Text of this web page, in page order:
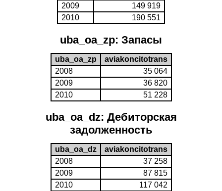
2009
149 919
2010
190 551
uba_oa_zp: Запасы
uba_oa_zp
aviakoncitotrans
2008
35 064
2009
36 820
2010
51 228
uba_oa_dz: Дебиторская
задолженность
uba_oa_dz
aviakoncitotrans
2008
37 258
2009
87 815
2010
117 042